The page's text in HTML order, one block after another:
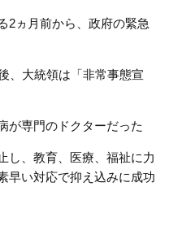
2ヵ月前から、政府の緊急
、大統領は「非常事態宣
が専門のドクターだった
し、教育、医療、福祉に力
早い対応で抑え込みに成功